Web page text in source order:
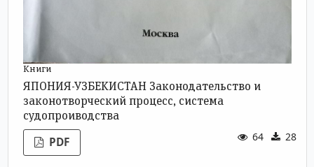
Книги
ЯПОНИЯ-УЗБЕКИСТАН Законодательство и
законотворческий процесс, система
судопроиводства
PDF 64 28